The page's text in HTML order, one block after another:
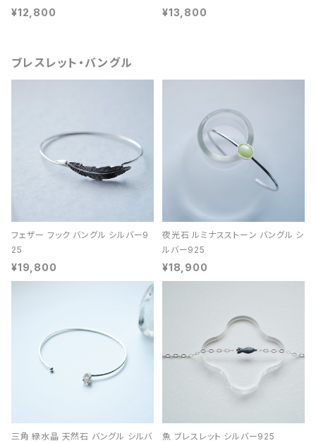
¥12,800 ¥13,800
ブレスレット・バングル
フェザー フック バングル シルバー9
25
¥19,800
夜光石 ルミナスストーン バングル シ
ルバー925
¥18,900
三角 緑水晶 天然石 バングル シルバ
魚 ブレスレット シルバー925